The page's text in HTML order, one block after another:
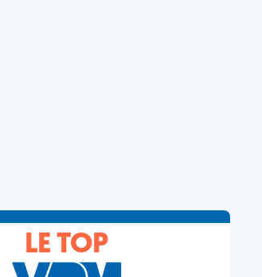
LE TOP